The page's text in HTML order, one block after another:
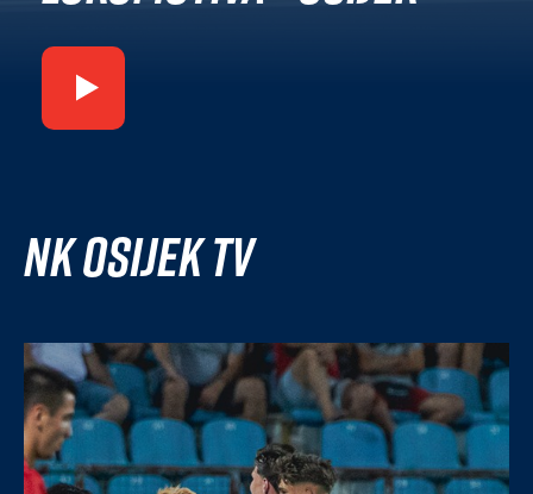
NK Osijek TV